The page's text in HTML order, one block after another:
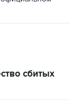
сбитых